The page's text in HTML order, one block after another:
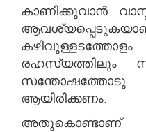
കാണിക്കുവാൻ
രഹസ്യത്തിലും
ആയിരിക്കണം.
അതുകൊണ്ടാണ്